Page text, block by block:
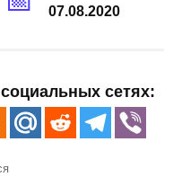
07.08.2020
сетях: